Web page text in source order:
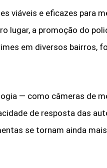
viáveis e eficazes para
lugar, a promoção do
em diversos bairros,
— como câmeras de
de resposta das
se tornam ainda